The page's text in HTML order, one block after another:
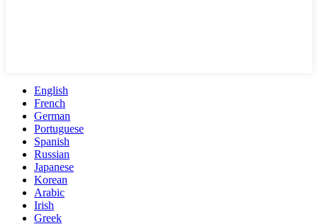
English
French
German
Portuguese
Spanish
Russian
Japanese
Korean
Arabic
Irish
Greek